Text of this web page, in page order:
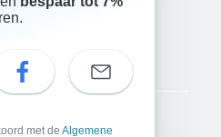
met de Algemene